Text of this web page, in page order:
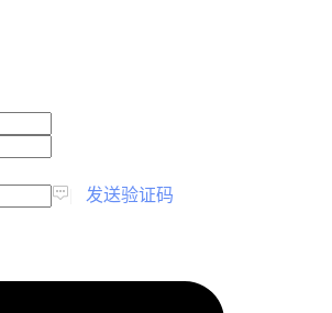
发送验证码